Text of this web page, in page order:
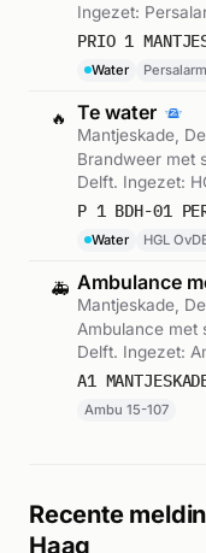
Ingezet:
Water Persalarm
🔥 Te water
Mantjeskade,
Brandweer met
Delft. Ingezet:
Infocode
Water HGL
🚑 Ambulance
Mantjeskade,
Ambulance met
Delft. Ingezet:
10:55.
A1
Ambu 15-107
Recente
Haag